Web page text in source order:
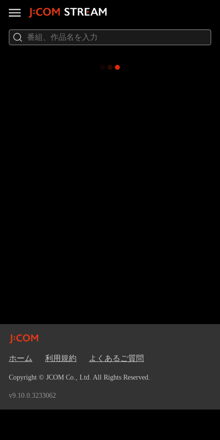
ホーム 利用規約 よくあるご質問
Copyright © JCOM Co., Ltd. All Rights Reserved.
v9.10.0.3233062